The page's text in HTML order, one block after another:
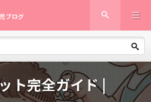
ブログ
ト完全ガイド |